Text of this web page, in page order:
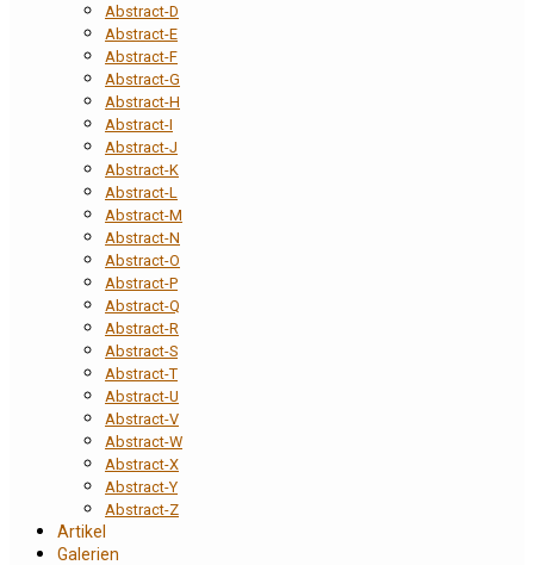
Abstract-D
Abstract-E
Abstract-F
Abstract-G
Abstract-H
Abstract-I
Abstract-J
Abstract-K
Abstract-L
Abstract-M
Abstract-N
Abstract-O
Abstract-P
Abstract-Q
Abstract-R
Abstract-S
Abstract-T
Abstract-U
Abstract-V
Abstract-W
Abstract-X
Abstract-Y
Abstract-Z
Artikel
Galerien